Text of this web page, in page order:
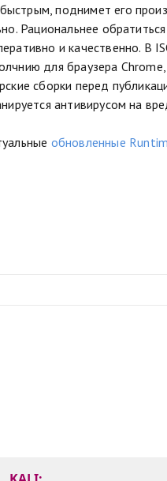
поднимет его
Рациональнее
и качественно. В
для браузера
сборки перед
антивирусом на
обновленные